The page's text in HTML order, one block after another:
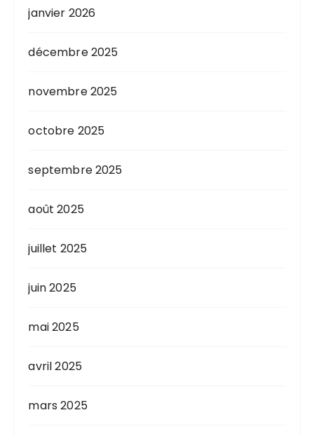
janvier 2026
décembre 2025
novembre 2025
octobre 2025
septembre 2025
août 2025
juillet 2025
juin 2025
mai 2025
avril 2025
mars 2025